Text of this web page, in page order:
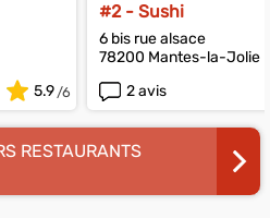
5.9
#2 - Sushi
6 bis rue alsace
78200 Mantes-la-Jolie
2 avis
RESTAURANTS